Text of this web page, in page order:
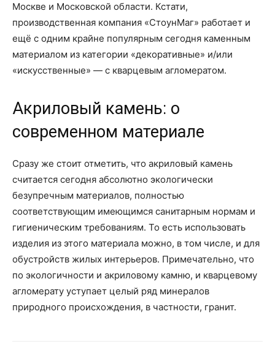
Москве и Московской области. Кстати,
производственная компания «СтоунМаг» работает и
ещё с одним крайне популярным сегодня каменным
материалом из категории «декоративные» и/или
«искусственные» — с кварцевым агломератом.
Акриловый камень: о
современном материале
Сразу же стоит отметить, что акриловый камень
считается сегодня абсолютно экологически
безупречным материалов, полностью
соответствующим имеющимся санитарным нормам и
гигиеническим требованиям. То есть использовать
изделия из этого материала можно, в том числе, и для
обустройств жилых интерьеров. Примечательно, что
по экологичности и акриловому камню, и кварцевому
агломерату уступает целый ряд минералов
природного происхождения, в частности, гранит.